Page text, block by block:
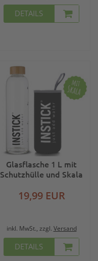
DETAILS
Glasflasche 1 L mit
Schutzhülle und Skala
19,99 EUR
inkl. MwSt., zzgl. Versand
DETAILS